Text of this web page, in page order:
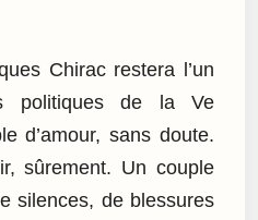
Chirac restera l’un
politiques de la Ve
d’amour, sans doute.
sûrement. Un couple
silences, de blessures